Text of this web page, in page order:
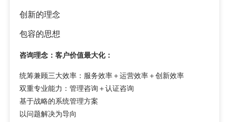
创新的理念
包容的思想
咨询理念：客户价值最大化：
统筹兼顾三大效率：服务效率＋运营效率＋创新效率
双重专业能力：管理咨询＋认证咨询
基于战略的系统管理方案
以问题解决为导向